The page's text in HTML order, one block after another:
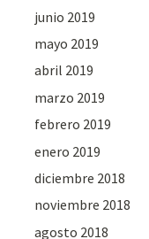
junio 2019
mayo 2019
abril 2019
marzo 2019
febrero 2019
enero 2019
diciembre 2018
noviembre 2018
agosto 2018